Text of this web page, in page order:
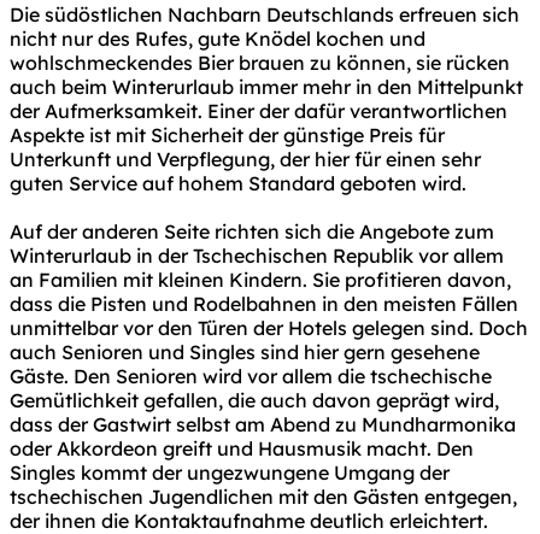
Die südöstlichen Nachbarn Deutschlands erfreuen sich
nicht nur des Rufes, gute Knödel kochen und
wohlschmeckendes Bier brauen zu können, sie rücken
auch beim Winterurlaub immer mehr in den Mittelpunkt
der Aufmerksamkeit. Einer der dafür verantwortlichen
Aspekte ist mit Sicherheit der günstige Preis für
Unterkunft und Verpflegung, der hier für einen sehr
guten Service auf hohem Standard geboten wird.
Auf der anderen Seite richten sich die Angebote zum
Winterurlaub in der Tschechischen Republik vor allem
an Familien mit kleinen Kindern. Sie profitieren davon,
dass die Pisten und Rodelbahnen in den meisten Fällen
unmittelbar vor den Türen der Hotels gelegen sind. Doch
auch Senioren und Singles sind hier gern gesehene
Gäste. Den Senioren wird vor allem die tschechische
Gemütlichkeit gefallen, die auch davon geprägt wird,
dass der Gastwirt selbst am Abend zu Mundharmonika
oder Akkordeon greift und Hausmusik macht. Den
Singles kommt der ungezwungene Umgang der
tschechischen Jugendlichen mit den Gästen entgegen,
der ihnen die Kontaktaufnahme deutlich erleichtert.